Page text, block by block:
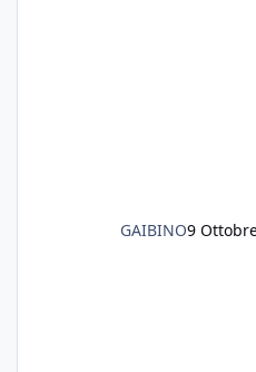
GAIBINO9